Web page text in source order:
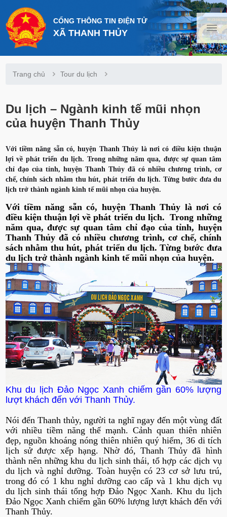
CỔNG THÔNG TIN ĐIỆN TỬ
XÃ THANH THỦY
Trang chủ Tour du lịch
Du lịch – Ngành kinh tế mũi nhọn
của huyện Thanh Thủy
Với tiềm năng sẵn có, huyện Thanh Thủy là nơi có điều kiện thuận
lợi về phát triển du lịch. Trong những năm qua, được sự quan tâm
chỉ đạo của tỉnh, huyện Thanh Thủy đã có nhiều chương trình, cơ
chế, chính sách nhằm thu hút, phát triển du lịch. Từng bước đưa du
lịch trở thành ngành kinh tế mũi nhọn của huyện.
Với tiềm năng sẵn có, huyện Thanh Thủy là nơi có
điều kiện thuận lợi về phát triển du lịch. Trong những
năm qua, được sự quan tâm chỉ đạo của tỉnh, huyện
Thanh Thủy đã có nhiều chương trình, cơ chế, chính
sách nhằm thu hút, phát triển du lịch. Từng bước đưa
du lịch trở thành ngành kinh tế mũi nhọn của huyện.
Khu du lịch Đảo Ngọc Xanh chiếm gần 60% lượng
lượt khách đến với Thanh Thủy.
Nói đến Thanh thủy, người ta nghĩ ngay đến một vùng đất
với nhiều tiềm năng thế mạnh. Cảnh quan thiên nhiên
đẹp, nguồn khoáng nóng thiên nhiên quý hiếm, 36 di tích
lịch sử được xếp hạng. Nhờ đó, Thanh Thủy đã hình
thành nên những khu du lịch sinh thái, tổ hợp các dịch vụ
du lịch và nghỉ dưỡng. Toàn huyện có 23 cơ sở lưu trú,
trong đó có 1 khu nghỉ dưỡng cao cấp và 1 khu dịch vụ
du lịch sinh thái tổng hợp Đảo Ngọc Xanh. Khu du lịch
Đảo Ngọc Xanh chiếm gần 60% lượng lượt khách đến với
Thanh Thủy.